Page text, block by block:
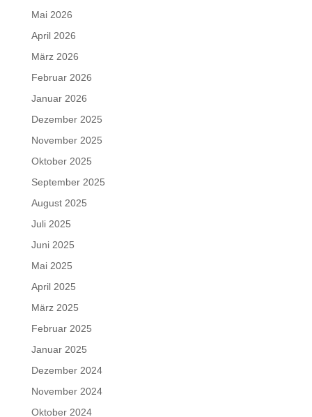
Mai 2026
April 2026
März 2026
Februar 2026
Januar 2026
Dezember 2025
November 2025
Oktober 2025
September 2025
August 2025
Juli 2025
Juni 2025
Mai 2025
April 2025
März 2025
Februar 2025
Januar 2025
Dezember 2024
November 2024
Oktober 2024